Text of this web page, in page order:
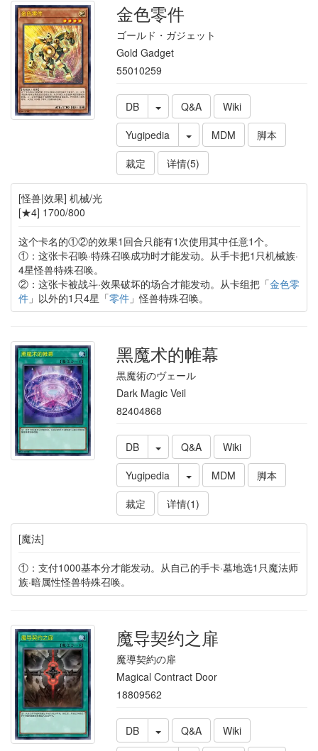
金色零件
ゴールド・ガジェット
Gold Gadget
55010259
DB Q&A
Wiki
Yugipedia
MDM
脚本
裁定
详情(5)
[怪兽|效果] 机械/光
[★4] 1700/800
这个卡名的①②的效果1回合只能有1次使用其中任意1个。
①：这张卡召唤·特殊召唤成功时才能发动。从手卡把1只机械族·
4星怪兽特殊召唤。
②：这张卡被战斗·效果破坏的场合才能发动。从卡组把「金色零
件」以外的1只4星「零件」怪兽特殊召唤。
黑魔术的帷幕
黒魔術のヴェール
Dark Magic Veil
82404868
DB Q&A
Wiki
Yugipedia
MDM
脚本
裁定
详情(1)
[魔法]
①：支付1000基本分才能发动。从自己的手卡·墓地选1只魔法师
族·暗属性怪兽特殊召唤。
魔导契约之扉
魔導契約の扉
Magical Contract Door
18809562
DB Q&A
Wiki